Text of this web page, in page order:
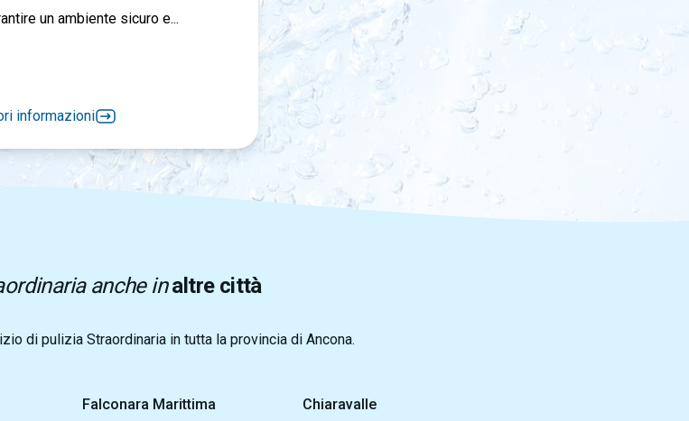
un ambiente sicuro e...
informazioni
anche inaltre città
di pulizia Straordinaria in tutta la provincia di Ancona.
Falconara Marittima Chiaravalle